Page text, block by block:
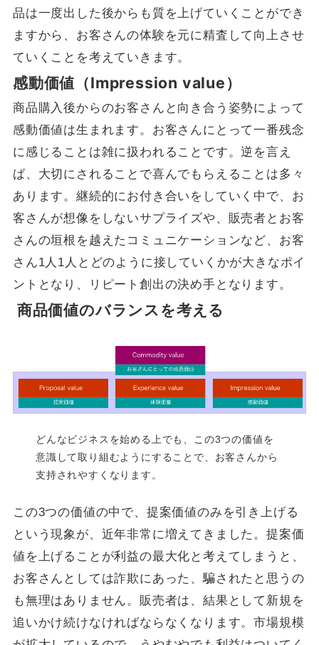
品は一度出した後からも質を上げていくことができ
ますから、お客さんの体験を元に精査して向上させ
ていくことを考えていきます。
感動価値（Impression value）
商品購入後からのお客さんと向き合う姿勢によって
感動価値は生まれます。お客さんにとって一番残念
に感じることは雑に扱われることです。逆を言え
ば、大切にされることで喜んでもらえることは多々
あります。継続的にお付き合いをしていく中で、お
客さんが想像をしないサプライズや、販売者とお客
さんの垣根を越えたコミュニケーションなど、お客
さん1人1人とどのように接していくかが大きなポイ
ントとなり、リピート創出の決め手となります。
商品価値のバランスを考える
どんなビジネスを始める上でも、この3つの価値を
意識して取り組むようにすることで、お客さんから
支持されやすくなります。
この3つの価値の中で、提案価値のみを引き上げる
という現象が、近年非常に増えてきました。提案価
値を上げることが利益の最大化と考えてしまうと、
お客さんとしては詐欺にあった、騙されたと思うの
も無理はありません。販売者は、結果として新規を
追いかけ続けなければならなくなります。市場規模